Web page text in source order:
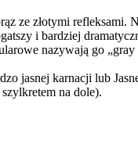
ze złotymi refleksami.
i bardziej
nazywają go
jasnej karnacji lub
na dole).